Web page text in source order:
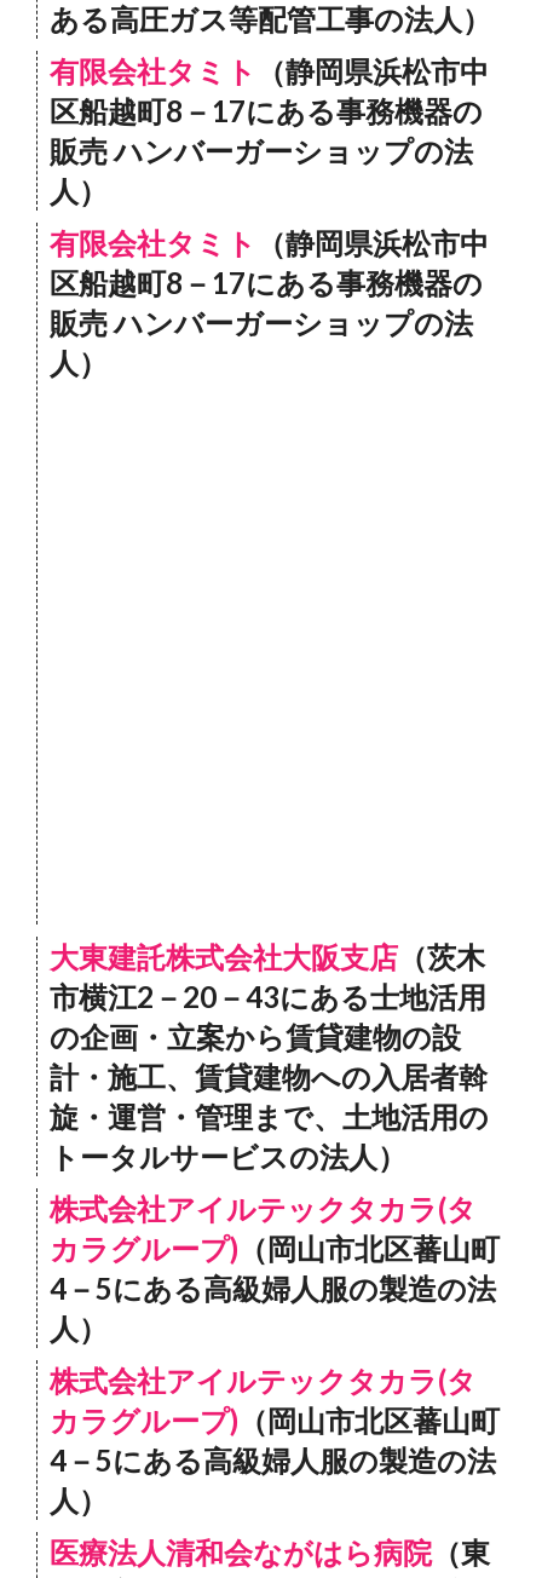
ある高圧ガス等配管工事の法人）
有限会社タミト
（静岡県浜松市中
区船越町8－17にある事務機器の
販売 ハンバーガーショップの法
人）
有限会社タミト
（静岡県浜松市中
区船越町8－17にある事務機器の
販売 ハンバーガーショップの法
人）
大東建託株式会社大阪支店 （茨木
市横江2－20－43にある士地活用
の企画・立案から賃貸建物の設
計・施工、賃貸建物への入居者斡
旋・運営・管理まで、土地活用の
トータルサービスの法人）
株式会社アイルテックタカラ(タ
カラグループ) （岡山市北区蕃山町
4－5にある高級婦人服の製造の法
人）
株式会社アイルテックタカラ(タ
カラグループ) （岡山市北区蕃山町
4－5にある高級婦人服の製造の法
人）
医療法人清和会ながはら病院（東